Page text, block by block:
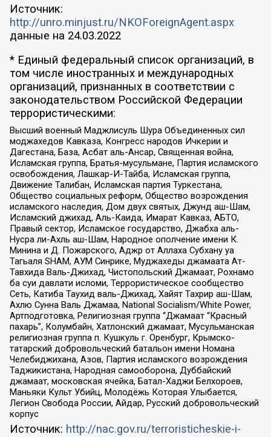
Источник:
http://unro.minjust.ru/NKOForeignAgent.aspx
данные на 24.03.2022
* Единый федеральный список организаций, в
том числе иностранных и международных
организаций, признанных в соответствии с
законодательством Российской Федерации
террористическими:
Высший военный Маджлисуль Шура Объединенных сил
моджахедов Кавказа, Конгресс народов Ичкерии и
Дагестана, База, Асбат аль-Ансар, Священная война,
Исламская группа, Братья-мусульмане, Партия исламского
освобождения, Лашкар-И-Тайба, Исламская группа,
Движение Талибан, Исламская партия Туркестана,
Общество социальных реформ, Общество возрождения
исламского наследия, Дом двух святых, Джунд аш-Шам,
Исламский джихад, Аль-Каида, Имарат Кавказ, АБТО,
Правый сектор, Исламское государство, Джабха аль-
Нусра ли-Ахль аш-Шам, Народное ополчение имени К.
Минина и Д. Пожарского, Аджр от Аллаха Субхану уа
Тагьаля SHAM, АУМ Синрике, Муджахеды джамаата Ат-
Тавхида Валь-Джихад, Чистопольский Джамаат, Рохнамо
ба суи давлати исломи, Террористическое сообщество
Сеть, Катиба Таухид валь-Джихад, Хайят Тахрир аш-Шам,
Ахлю Сунна Валь Джамаа, National Socialism/White Power,
Артподготовка, Религиозная группа “Джамаат “Красный
пахарь”, Колумбайн, Хатлонский джамаат, Мусульманская
религиозная группа п. Кушкуль г. Оренбург, Крымско-
татарский добровольческий батальон имени Номана
Челебиджихана, Азов, Партия исламского возрождения
Таджикистана, Народная самооборона, Дуббайский
джамаат, московская ячейка, Батал-Хаджи Белхороев,
Маньяки Культ Убийц, Молодёжь Которая Улыбается,
Легион Свобода России, Айдар, Русский добровольческий
корпус
Источник: http://nac.gov.ru/terroristicheskie-i-